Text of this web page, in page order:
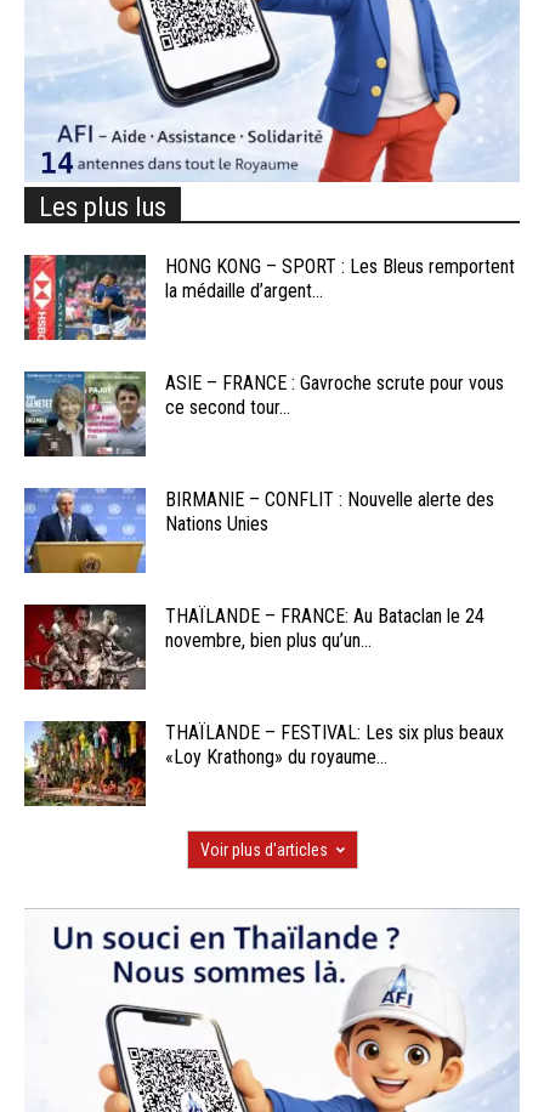
Les plus lus
HONG KONG – SPORT : Les Bleus remportent
la médaille d’argent...
ASIE – FRANCE : Gavroche scrute pour vous
ce second tour...
BIRMANIE – CONFLIT : Nouvelle alerte des
Nations Unies
THAÏLANDE – FRANCE: Au Bataclan le 24
novembre, bien plus qu’un...
THAÏLANDE – FESTIVAL: Les six plus beaux
«Loy Krathong» du royaume...
Voir plus d'articles